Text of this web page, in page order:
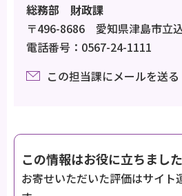
総務部 財政課
〒496-8686 愛知県津島市立
電話番号：0567-24-1111
この担当課にメールを送る
この情報はお役に立ちまし
お寄せいただいた評価はサイト